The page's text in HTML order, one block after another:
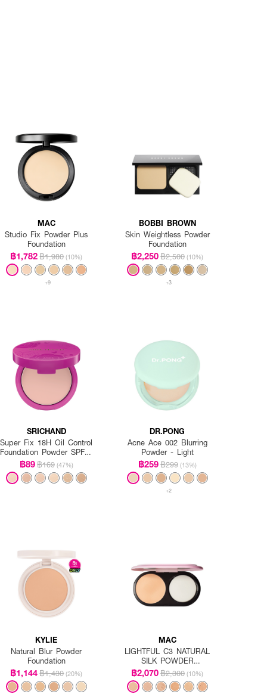
MAC
Studio Fix Powder Plus
Foundation
฿1,782฿1,980 (10%)
+9
BOBBI BROWN
Skin Weightless Powder
Foundation
฿2,250฿2,500 (10%)
+3
SRICHAND
Super Fix 18H Oil Control
Foundation Powder SPF35
PA+++
฿89฿169 (47%)
DR.PONG
Acne Ace 002 Blurring
Powder - Light
฿259฿299 (13%)
+2
KYLIE
Natural Blur Powder
Foundation
฿1,144฿1,430 (20%)
MAC
LIGHTFUL C3 NATURAL
SILK POWDER
FOUNDATION SPF15/PA++
Refill
฿2,070฿2,300 (10%)